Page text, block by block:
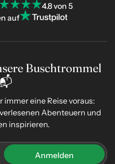
4.8 von 5
auf
Buschtrommel
eine Reise voraus:
Abenteuern und
inspirieren.